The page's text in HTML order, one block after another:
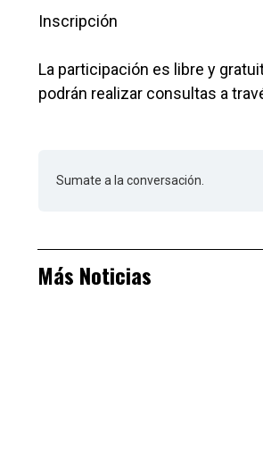
Inscripción
La participación es libre y
podrán realizar consultas a
Sumate a la conversación.
Más Noticias